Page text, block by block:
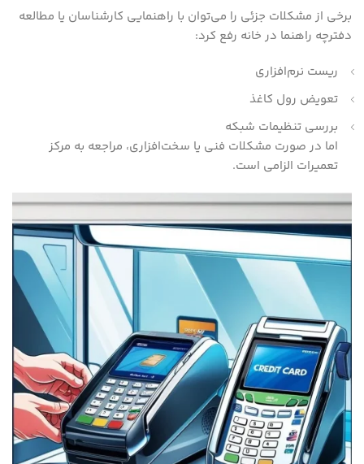
برخی از مشکلات جزئی را می‌توان با راهنمایی کارشناسان یا مطالعه
دفترچه راهنما در خانه رفع کرد:
ریست نرم‌افزاری
تعویض رول کاغذ
بررسی تنظیمات شبکه
اما در صورت مشکلات فنی یا سخت‌افزاری، مراجعه به مرکز
تعمیرات الزامی است.